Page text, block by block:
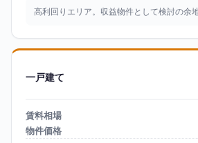
高利回りエリア。収益物件として検討の余
一戸建て
賃料相場
物件価格